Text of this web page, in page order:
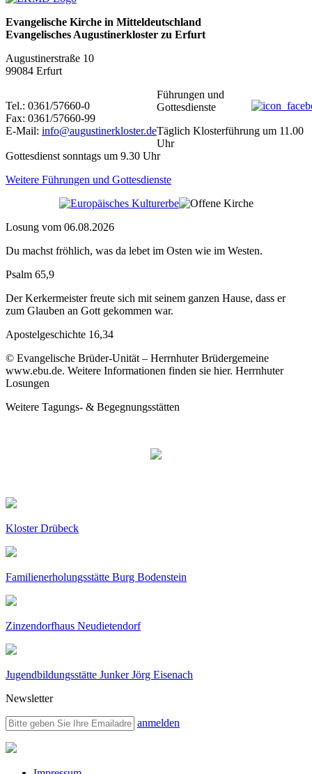
Evangelische Kirche in Mitteldeutschland
Evangelisches Augustinerkloster zu Erfurt
Augustinerstraße 10
99084 Erfurt
Tel.: 0361/57660-0
Fax: 0361/57660-99
E-Mail: info@augustinerkloster.de
Führungen und
Gottesdienste
Täglich Klosterführung um 11.00
Uhr
Gottesdienst sonntags um 9.30 Uhr
Weitere Führungen und Gottesdienste
Losung vom 06.08.2026
Du machst fröhlich, was da lebet im Osten wie im Westen.
Psalm 65,9
Der Kerkermeister freute sich mit seinem ganzen Hause, dass er
zum Glauben an Gott gekommen war.
Apostelgeschichte 16,34
© Evangelische Brüder-Unität – Herrnhuter Brüdergemeine
www.ebu.de. Weitere Informationen finden sie hier. Herrnhuter
Losungen
Weitere Tagungs- & Begegnungsstätten
Kloster Drübeck
Familienerholungsstätte Burg Bodenstein
Zinzendorfhaus Neudietendorf
Jugendbildungsstätte Junker Jörg Eisenach
Newsletter
anmelden